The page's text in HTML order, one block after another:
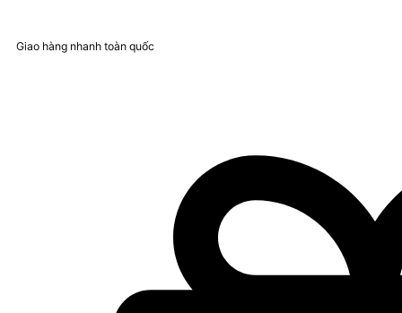
Giao hàng nhanh toàn quốc